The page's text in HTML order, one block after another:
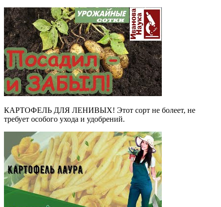
КАРТОФЕЛЬ ДЛЯ ЛЕНИВЫХ! Этот сорт не болеет, не
требует особого ухода и удобрений.